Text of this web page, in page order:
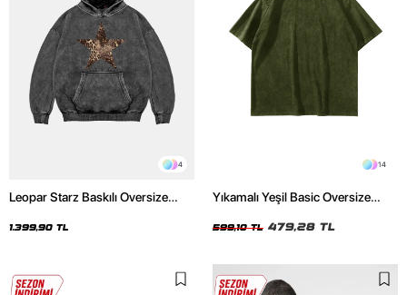
4
Leopar Starz Baskılı Oversize
Hoodie
1.399,90 TL
14
Yıkamalı Yeşil Basic Oversize
599,10 TL 479,28 TL